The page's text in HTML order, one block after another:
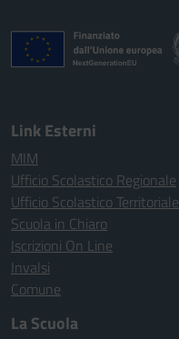
Link Esterni
MIM
Ufficio Scolastico Regionale
Ufficio Scolastico Territoriale
Scuola in Chiaro
Iscrizioni On Line
Invalsi
Comune
La Scuola